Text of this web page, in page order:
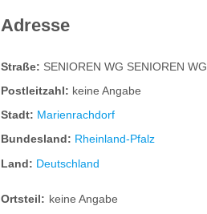
Adresse
Straße: SENIOREN WG SENIOREN WG
Postleitzahl: keine Angabe
Stadt: Marienrachdorf
Bundesland: Rheinland-Pfalz
Land: Deutschland
Ortsteil: keine Angabe